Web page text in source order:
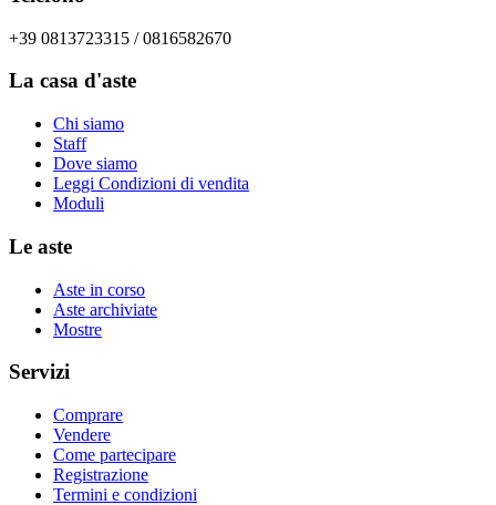
+39 0813723315 / 0816582670
La casa d'aste
Chi siamo
Staff
Dove siamo
Leggi Condizioni di vendita
Moduli
Le aste
Aste in corso
Aste archiviate
Mostre
Servizi
Comprare
Vendere
Come partecipare
Registrazione
Termini e condizioni